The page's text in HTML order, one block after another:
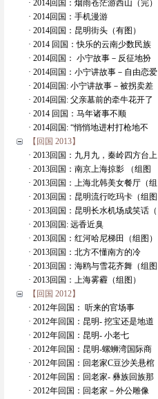
· 2014回国：烟雨苍茫游西山（完）
· 2014回国：手机漫游
· 2014回国：昆明街头（有图）
· 2014 回国：快乐的云南少数民族
· 2014回国： 小宁故事－反征地扮
· 2014回国：小宁讲故事－自由恋爱
· 2014回国: 小宁讲故事－被拐卖差
· 2014回国: 父亲墓前的牵牛花开了
· 2014 回国：马年诸事不顺
· 2014回国: “悄悄地进村打枪地不
【回国 2013】
· 2013回国：九月九，秦岭四方台上
· 2013回国：南京上海掠影 （组图
· 2013回国：上海北韩美女餐厅（组
· 2013回国：昆明流行吃玛卡（组图
· 2013回国：昆明长水机场成笑话（
· 2013回国: 远香近臭
· 2013回国：红河哈尼梯田（组图）
· 2013回国：北方不懂南方的冷
· 2013回国：海鸥与雪花齐舞（组图
· 2013回国：上海雾霾（组图）
【回国 2012】
· 2012年回国： 听来的官场事
· 2012年回国：昆明- 挖宝还是地道
· 2012年回国：昆明- 小老七
· 2012年回国：昆明-螺蛳湾国际商
· 2012年回国：回老家C豆沙关悬棺
· 2012年回国：回老家- 彝族回族那
· 2012年回国：回老家－外公雕像